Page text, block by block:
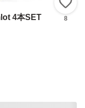
4本SET 8